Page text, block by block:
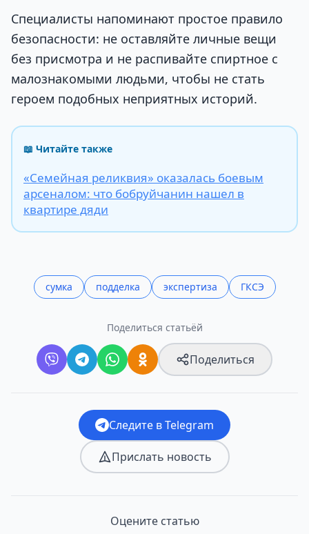
Специалисты напоминают простое правило
безопасности: не оставляйте личные вещи
без присмотра и не распивайте спиртное с
малознакомыми людьми, чтобы не стать
героем подобных неприятных историй.
📖 Читайте также
«Семейная реликвия» оказалась боевым
арсеналом: что бобруйчанин нашел в
квартире дяди
сумка подделка экспертиза ГКСЭ
Поделиться статьёй
Поделиться
Следите в Telegram
Прислать новость
Оцените статью